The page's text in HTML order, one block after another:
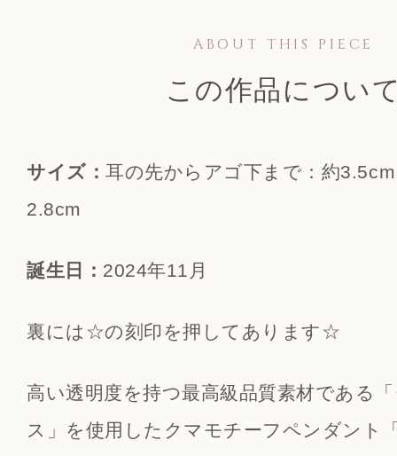
ABOUT THIS PIECE
この作品につい
サイズ：耳の先からアゴ下まで：約
2.8cm
誕生日： 2024年11月
裏には☆の刻印を押してあります☆
高い透明度を持つ最高級品質素材である
ス」を使用したクマモチーフペンダント